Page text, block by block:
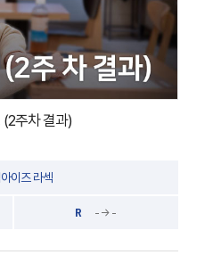
주차 결과)
이즈 라섹
R - → -